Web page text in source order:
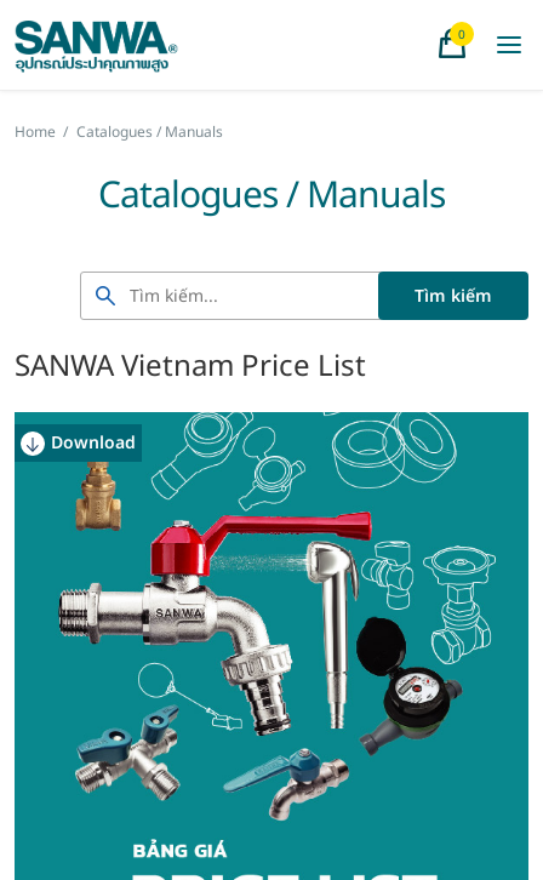
0
Home / Catalogues / Manuals
Catalogues / Manuals
Tìm kiếm
SANWA​ Vietnam Price​ List
Download